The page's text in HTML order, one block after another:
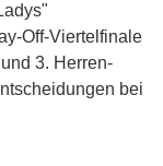
Off-Viertelfinale
3. Herren-
bei